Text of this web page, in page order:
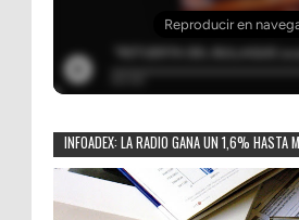
INFOADEX: LA RADIO GANA UN 1,6% HASTA